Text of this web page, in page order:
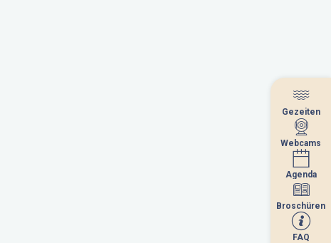
Gezeiten
Webcams
Agenda
Broschüren
FAQ
so